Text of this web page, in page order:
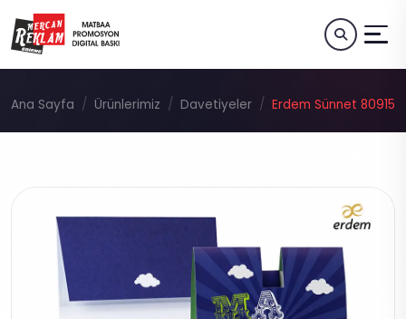
Ana Sayfa Ürünlerimiz Davetiyeler Erdem Sünnet 80915